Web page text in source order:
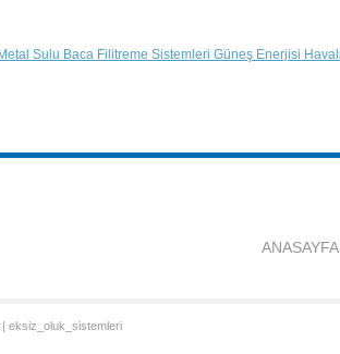
ANASAYFA
| eksiz_oluk_sistemleri